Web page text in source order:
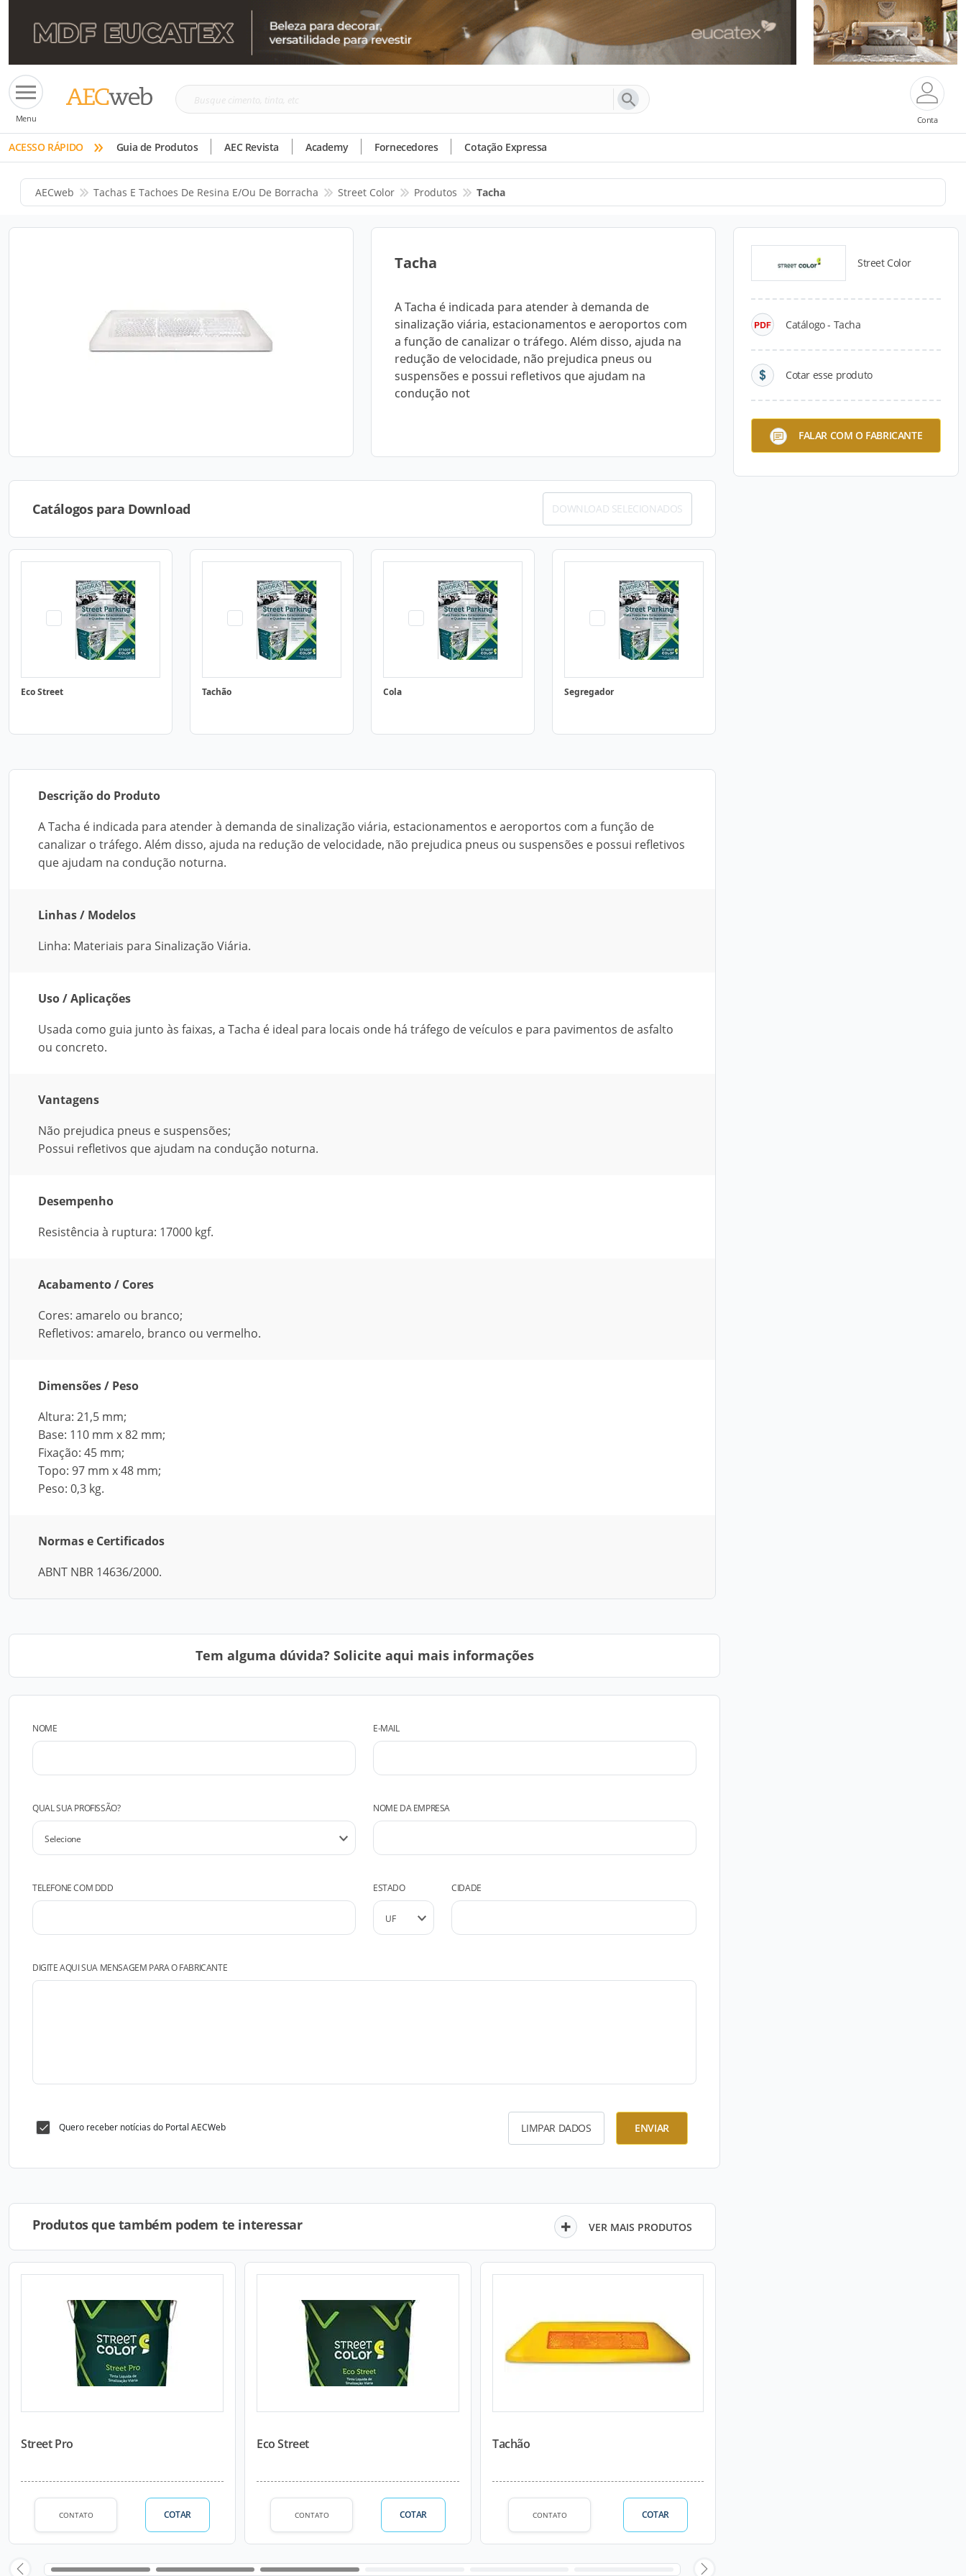
Menu
Busque
tinta,
etc
Conta
ACESSO RÁPIDO » Guia de Produtos AEC Revista Academy Fornecedores Cotação Expressa
AECweb Tachas E Tachoes De Resina E/ou De Borracha Street Color Produtos Tacha
Tacha
A Tacha é indicada para atender à demanda de
sinalização viária, estacionamentos e aeroportos com
a função de canalizar o tráfego. Além disso, ajuda na
redução de velocidade, não prejudica pneus ou
suspensões e possui refletivos que ajudam na
condução not
Street Color
Catálogo - Tacha
Cotar esse produto
FALAR COM O FABRICANTE
Catálogos para Download DOWNLOAD SELECIONADOS
Eco Street Tachão Cola Segregador
Descrição do Produto
A Tacha é indicada para atender à demanda de sinalização viária, estacionamentos e aeroportos com a função de
canalizar o tráfego. Além disso, ajuda na redução de velocidade, não prejudica pneus ou suspensões e possui refletivos
que ajudam na condução noturna.
Linhas / Modelos
Linha: Materiais para Sinalização Viária.
Uso / Aplicações
Usada como guia junto às faixas, a Tacha é ideal para locais onde há tráfego de veículos e para pavimentos de asfalto
ou concreto.
Vantagens
Não prejudica pneus e suspensões;
Possui refletivos que ajudam na condução noturna.
Desempenho
Resistência à ruptura: 17000 kgf.
Acabamento / Cores
Cores: amarelo ou branco;
Refletivos: amarelo, branco ou vermelho.
Dimensões / Peso
Altura: 21,5 mm;
Base: 110 mm x 82 mm;
Fixação: 45 mm;
Topo: 97 mm x 48 mm;
Peso: 0,3 kg.
Normas e Certificados
ABNT NBR 14636/2000.
Tem alguma dúvida? Solicite aqui mais informações
NOME E-MAIL
QUAL SUA PROFISSÃO? NOME DA EMPRESA
TELEFONE COM DDD ESTADO CIDADE
DIGITE AQUI SUA MENSAGEM PARA O FABRICANTE
Quero receber notícias do Portal AECWeb LIMPAR DADOS ENVIAR
Produtos que também podem te interessar VER MAIS PRODUTOS
Street Pro
CONTATO COTAR
Eco Street
CONTATO COTAR
Tachão
CONTATO COTAR